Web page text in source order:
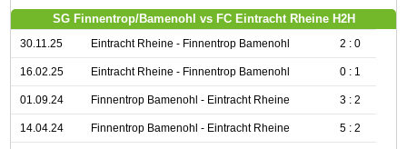
SG Finnentrop/Bamenohl vs FC Eintracht Rheine H2H
30.11.25 Eintracht Rheine - Finnentrop Bamenohl 2 : 0
16.02.25 Eintracht Rheine - Finnentrop Bamenohl 0 : 1
01.09.24 Finnentrop Bamenohl - Eintracht Rheine 3 : 2
14.04.24 Finnentrop Bamenohl - Eintracht Rheine 5 : 2